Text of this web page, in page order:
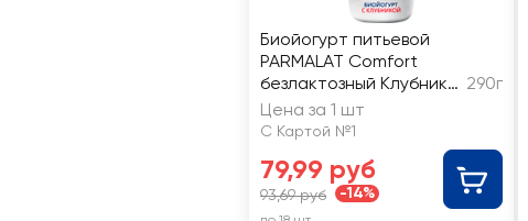
Биойогурт питьевой
PARMALAT Comfort
безлактозный Клубника
1,5%, без змж
290г
Цена за 1 шт
С Картой №1
79,99 руб
93,69 руб -14%